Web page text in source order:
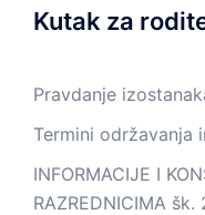
Kutak za
Pravdanje
Termini održavanja
INFORMACIJE I
RAZREDNICIMA